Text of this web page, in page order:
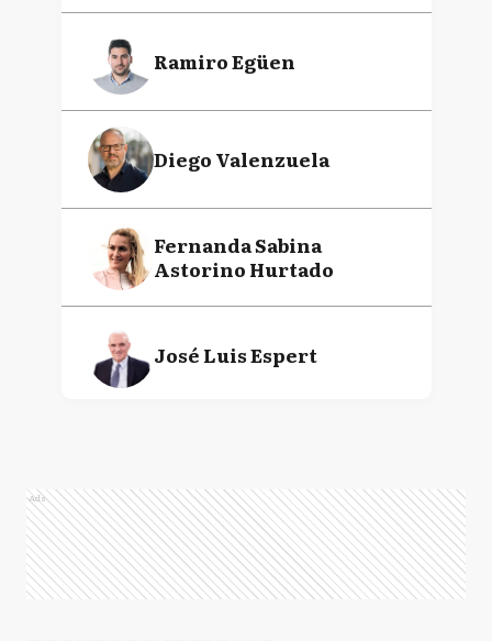
Ramiro Egüen
Diego Valenzuela
Fernanda Sabina
Astorino Hurtado
José Luis Espert
Lilia Adela Bolukalo
Lemoine
Ads